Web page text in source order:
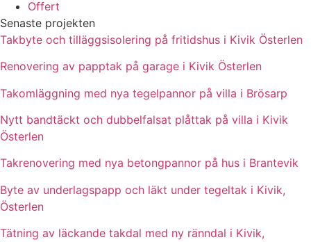
Offert
Senaste projekten
Takbyte och tilläggsisolering på fritidshus i Kivik Österlen
Renovering av papptak på garage i Kivik Österlen
Takomläggning med nya tegelpannor på villa i Brösarp
Nytt bandtäckt och dubbelfalsat plåttak på villa i Kivik
Österlen
Takrenovering med nya betongpannor på hus i Brantevik
Byte av underlagspapp och läkt under tegeltak i Kivik,
Österlen
Tätning av läckande takdal med ny ränndal i Kivik,